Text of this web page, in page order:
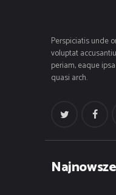
Perspiciatis unde
voluptat
periam, eaque
quasi arch.